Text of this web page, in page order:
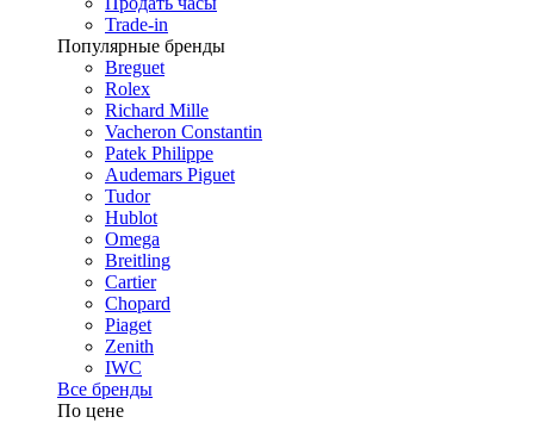
Trade-in
Популярные бренды
Breguet
Rolex
Richard Mille
Vacheron Constantin
Patek Philippe
Audemars Piguet
Tudor
Hublot
Omega
Breitling
Cartier
Chopard
Piaget
Zenith
IWC
Все бренды
По цене